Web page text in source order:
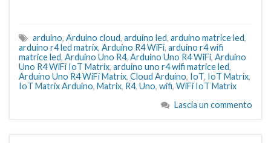
arduino, Arduino cloud, arduino led, arduino matrice led,
arduino r4 led matrix, Arduino R4 WiFi, arduino r4 wifi
matrice led, Arduino Uno R4, Arduino Uno R4 WiFi, Arduino
Uno R4 WiFi IoT Matrix, arduino uno r4 wifi matrice led,
Arduino Uno R4 WiFi Matrix, Cloud Arduino, IoT, IoT Matrix,
IoT Matrix Arduino, Matrix, R4, Uno, wifi, WiFi IoT Matrix
Lascia un commento